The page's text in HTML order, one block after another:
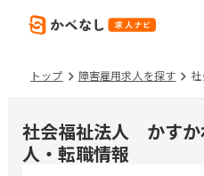
トップ 障害雇用求人を探す
社会福祉法人 かすか
人・転職情報